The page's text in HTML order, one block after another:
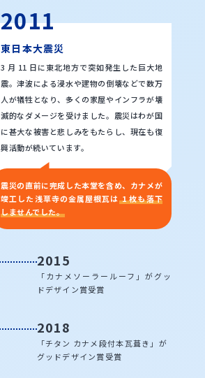
2011
東日本大震災
3 月 11 日に東北地方で突如発生した巨大地
震。津波による浸水や建物の倒壊などで数万
人が犠牲となり、多くの家屋やインフラが壊
滅的なダメージを受けました。震災はわが国
に甚大な被害と悲しみをもたらし、現在も復
興活動が続いています。
震災の直前に完成した本堂を含め、カナメが
竣工した浅草寺の金属屋根瓦は1 枚も落下
しませんでした。
2015
「カナメソーラールーフ」がグッ
ドデザイン賞受賞
2018
「チタン カナメ段付本瓦葺き」が
グッドデザイン賞受賞